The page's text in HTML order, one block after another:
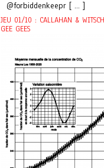
@forbiddenkeepr [ ... ]
JEU 01/10 : CALLAHAN &
GEE GEES